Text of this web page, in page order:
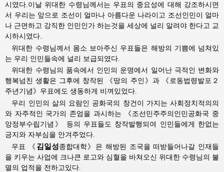
시였다.이날 위대한 수령님께서는 우표의 중요성에 대해 강조하시면
서 우리는 앞으로 조선이 얼마나 아름다운 나라이고 조선인민이 얼마
나 근면하고 강직한 인민인가 하는것을 세상에 널리 알려야 한다고 교
시하시였다.
위대한 수령님께서 몸소 보아주신 우표들은 해방의 기쁨에 넘쳐있
는 우리 인민들속에 널리 보급되였다.
위대한 수령님의
품속에서 인민의 운명에서 일어난 극적인 변화와
행복넘친 생활은 그후에 창작된 《땅의 주인》과 《로동법령발포２
주년기념》우표에도 생동하게 비껴있었다.
우리 인민의 삶의 요람인 공화국의 창건이 가지는 사회정치적의의
와 자주적인 국가의 존엄을 과시하는 《조선민주주의인민공화국 중
앙정부수립기념》 등의 우표들도 창작발행되여 인민들에게 한없는
긍지와 자부심을 안겨주었다.
우표
《 김일성종합대학》은 해방된 조국을 떠받들어나갈 인재들
을 키우는 사업에 크나큰 로고와 심혈을 바쳐오신 위대한 수령님의 불
멸의 업적을 전하고있다.